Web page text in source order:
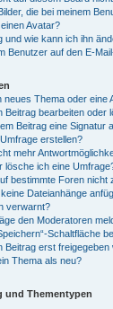
die bei meinem
Avatar?
und wie kann ich ihn
Benutzer auf den E-
neues Thema oder eine
Beitrag bearbeiten oder
Beitrag eine Signatur
erstellen?
mehr
lösche ich eine
bestimmte Foren nicht
Dateianhänge
verwarnt?
den Moderatoren
Schaltfläche
Beitrag erst freigegeben
Thema als neu?
und Thementypen